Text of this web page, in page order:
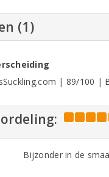
(1)
| 89/100 |
Bijzonder in de